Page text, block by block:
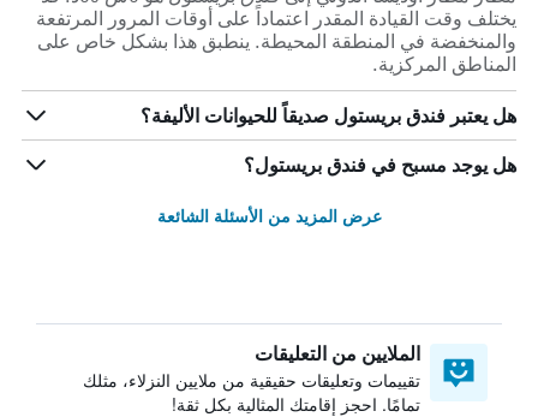
يختلف وقت القيادة المقدر اعتماداً على أوقات المرور المرتفعة
والمنخفضة في المنطقة المحيطة. ينطبق هذا بشكل خاص على
المناطق المركزية.
هل يعتبر فندق بريستول صديقاً للحيوانات الأليفة؟
هل يوجد مسبح في فندق بريستول؟
عرض المزيد من الأسئلة الشائعة
الملايين من التعليقات
تقييمات وتعليقات حقيقية من ملايين النزلاء، مثلك
تمامًا. احجز إقامتك المثالية بكل ثقة!